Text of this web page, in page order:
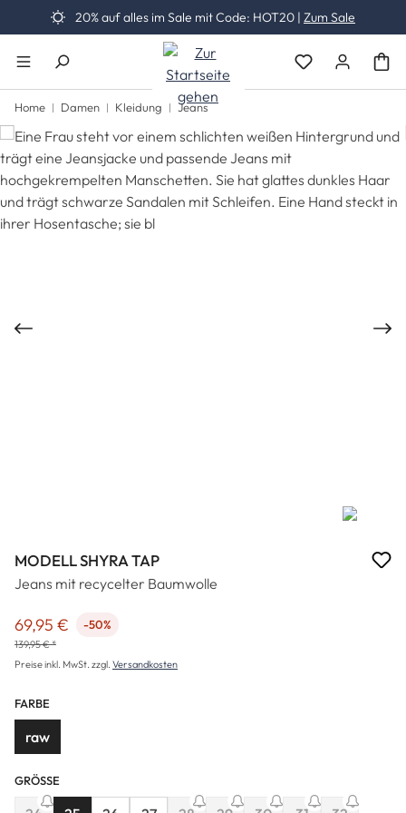
Zum Hauptinhalt springen
20% auf alles im Sale mit Code: HOT20 | Zum Sale
Du hast 0
Home Damen Kleidung Jeans
Bildergalerie überspringen
MODELL SHYRA TAP
Jeans mit recycelter Baumwolle
Verkaufspreis:
69,95 € -50%
139,95 € *
Preise inkl. MwSt. zzgl. Versandkosten
FARBE
raw
GRÖSSE